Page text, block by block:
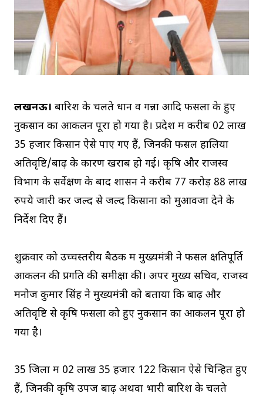
लखनऊ। बारिश के चलते धान व गन्ना आदि फसलों के हुए
नुकसान का आकलन पूरा हो गया है। प्रदेश में करीब 02 लाख
35 हजार किसान ऐसे पाए गए हैं, जिनकी फसल हालिया
अतिवृष्टि/बाढ़ के कारण खराब हो गई। कृषि और राजस्व
विभाग के सर्वेक्षण के बाद शासन ने करीब 77 करोड़ 88 लाख
रुपये जारी कर जल्द से जल्द किसानों को मुआवजा देने के
निर्देश दिए हैं।
शुक्रवार को उच्चस्तरीय बैठक में मुख्यमंत्री ने फसल क्षतिपूर्ति
आकलन की प्रगति की समीक्षा की। अपर मुख्य सचिव, राजस्व
मनोज कुमार सिंह ने मुख्यमंत्री को बताया कि बाढ़ और
अतिवृष्टि से कृषि फसलों को हुए नुकसान का आकलन पूरा हो
गया है।
35 जिलों में 02 लाख 35 हजार 122 किसान ऐसे चिन्हित हुए
हैं, जिनकी कृषि उपज बाढ़ अथवा भारी बारिश के चलते